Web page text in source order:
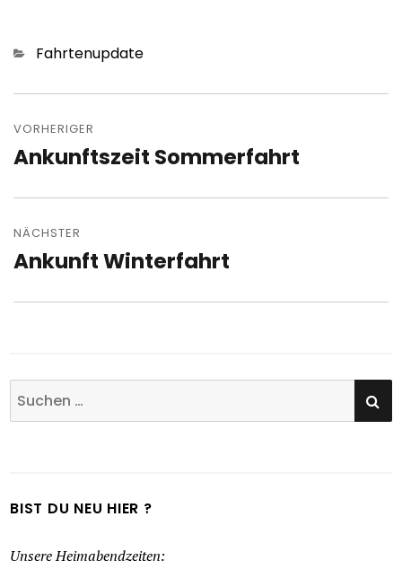
Kategorien
Fahrtenupdate
VORHERIGER
Vorheriger
Ankunftszeit Sommerfahrt
NÄCHSTER
Nächster
Ankunft Winterfahrt
Suchen
nach:
BIST DU NEU HIER ?
Unsere Heimabendzeiten: